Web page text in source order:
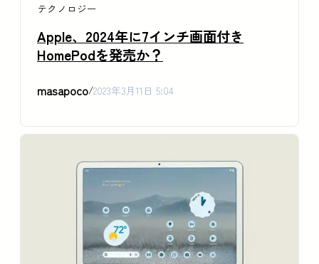
テクノロジー
Apple、2024年に7インチ画面付き
HomePodを発売か？
masapoco/2023年3月11日 5:04